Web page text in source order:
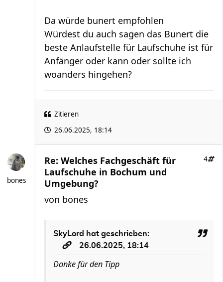
Da würde bunert empfohlen
Würdest du auch sagen das Bunert die
beste Anlaufstelle für Laufschuhe ist für
Anfänger oder kann oder sollte ich
woanders hingehen?
Zitieren
26.06.2025, 18:14
bones
Re: Welches Fachgeschäft für
Laufschuhe in Bochum und
Umgebung?
4
von bones
SkyLord
hat geschrieben:
26.06.2025, 18:14
Danke für den Tipp